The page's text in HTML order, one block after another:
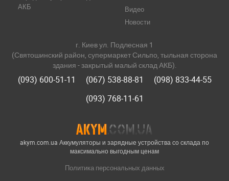
akym.com.ua Аккумуляторы и зарядные устройства со склада по
максимально выгодным ценам
Политика персональных данных
АКБ
Видео
Новости
г. Киев ул. Подлесная 1
(Святошинский район, супермаркет Сильпо, тыльная сторона
здания - закрытый малый склад АКБ).
(093) 600-51-11 (067) 538-88-81
(098) 833-44-55
(093) 768-11-61